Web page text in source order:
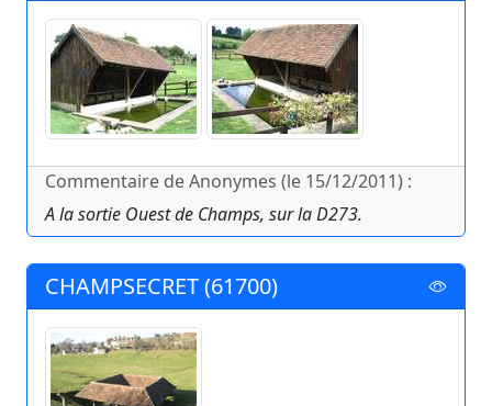
Commentaire de Anonymes (le 15/12/2011) :
A la sortie Ouest de Champs, sur la D273.
CHAMPSECRET (61700)